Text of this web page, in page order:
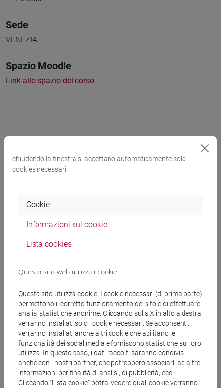
Sede
VENEZIA
Spazio Moodle
Link allo spazio del corso
Programma
Docenti
Materiali didattici
Materiali su Moodle
Corsi di studio e percorsi
[FT1] CONSERVAZIONE E GESTIONE DEI BENI
E DELLE ATTIVITÀ CULTURALI - Laurea
archeologico
chiudendo la finestra si accettano automaticamente solo i
cookies necessari
Cookie
Informazioni sui cookie
Lista cookies
Questo sito web utilizza i cookie
Questo sito utilizza cookie. I cookie necessari (di prima parte)
permettono il corretto funzionamento del sito e di effettuare
analisi statistiche anonime. Cliccando sulla X in alto a destra
verranno installati solo i cookie necessari. Se acconsenti,
verranno installati anche altri cookie che abilitano le
funzionalità dei social media e forniscono statistiche sul loro
utilizzo. In questo caso, i dati raccolti saranno condivisi
anche con i nostri partner, che potrebbero associarli ad altre
informazioni per finalità di analisi, di pubblicità, ecc.
Cliccando “Lista cookie” potrai vedere quali cookie verranno